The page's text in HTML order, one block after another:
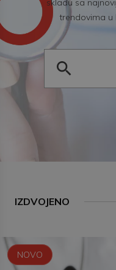
skladu sa
trendovima u
IZDVOJENO
NOVO